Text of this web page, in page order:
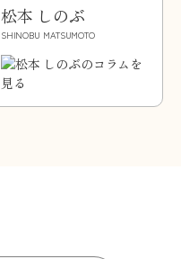
松本 しのぶ
SHINOBU MATSUMOTO